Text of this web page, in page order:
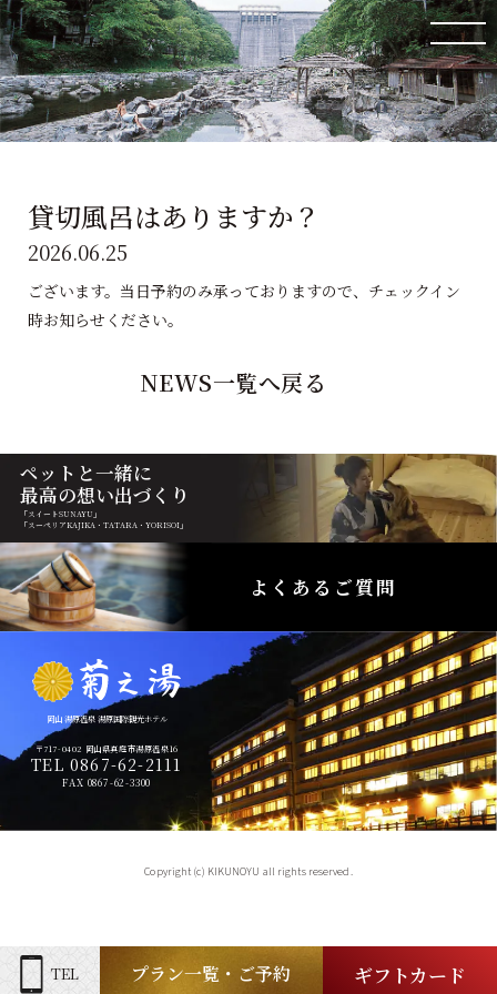
貸切風呂はありますか？
2026.06.25
ございます。当日予約のみ承っておりますので、チェックイン
時お知らせください。
NEWS一覧へ戻る
ペットと一緒に
最高の想い出づくり
「スイートSUNAYU」
「スーペリアKAJIKA・TATARA・YORISOI」
よくあるご質問
岡山 湯原温泉 湯原国際観光ホテル
〒717-0402 岡山県真庭市湯原温泉16
TEL 0867-62-2111
FAX 0867-62-3300
TEL プラン一覧・ご予約 ギフトカード
Copyright (c) KIKUNOYU all rights reserved.